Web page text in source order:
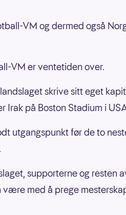
VM og dermed også
VM er ventetiden over.
skrive sitt eget
Irak på Boston Stadium i
utgangspunkt før de to
supporterne og resten
med å prege